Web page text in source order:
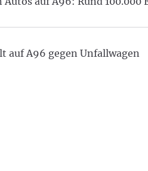
auf A96 gegen Unfallwagen